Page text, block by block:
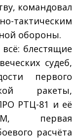
командовал
обороны.
блестящие
судеб,
первого
ракеты,
РТЦ-81 и её
первая
расчёта